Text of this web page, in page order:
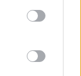
Обор за